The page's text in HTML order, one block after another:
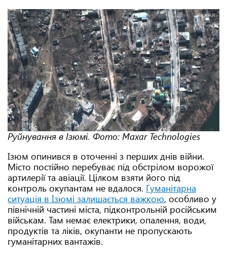
Руйнування в Ізюмі. Фото: Maxar Technologies
Ізюм опинився в оточенні з перших днів війни.
Місто постійно перебуває під обстрілом ворожої
артилерії та авіації. Цілком взяти його під
контроль окупантам не вдалося. Гуманітарна
ситуація в Ізюмі залишається важкою, особливо у
північній частині міста, підконтрольній російським
військам. Там немає електрики, опалення, води,
продуктів та ліків, окупанти не пропускають
гуманітарних вантажів.